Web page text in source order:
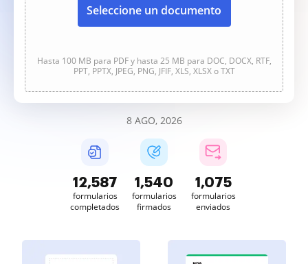
Seleccione un documento
Hasta 100 MB para PDF y hasta 25 MB para DOC, DOCX, RTF,
PPT, PPTX, JPEG, PNG, JFIF, XLS, XLSX o TXT
8 AGO, 2026
12,587
formularios
completados
1,540
formularios
firmados
1,075
formularios
enviados